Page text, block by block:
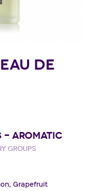
DE
- AROMATIC
groups
Grapefruit